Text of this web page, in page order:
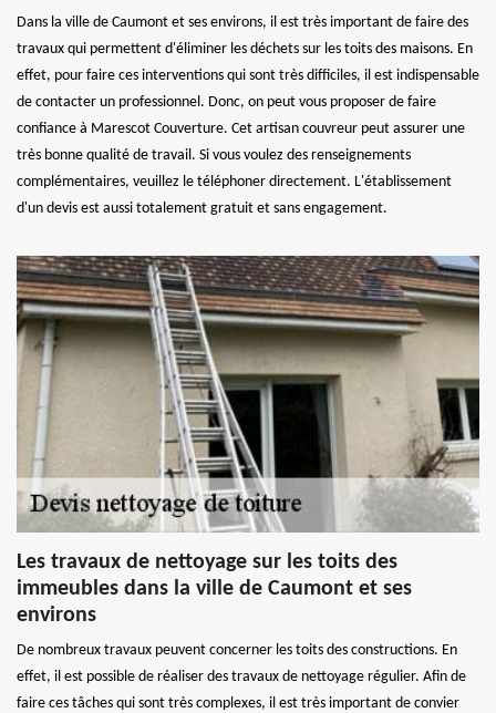
Dans la ville de Caumont et ses environs, il est très important de faire des
travaux qui permettent d'éliminer les déchets sur les toits des maisons. En
effet, pour faire ces interventions qui sont très difficiles, il est indispensable
de contacter un professionnel. Donc, on peut vous proposer de faire
confiance à Marescot Couverture. Cet artisan couvreur peut assurer une
très bonne qualité de travail. Si vous voulez des renseignements
complémentaires, veuillez le téléphoner directement. L'établissement
d'un devis est aussi totalement gratuit et sans engagement.
Les travaux de nettoyage sur les toits des
immeubles dans la ville de Caumont et ses
environs
De nombreux travaux peuvent concerner les toits des constructions. En
effet, il est possible de réaliser des travaux de nettoyage régulier. Afin de
faire ces tâches qui sont très complexes, il est très important de convier